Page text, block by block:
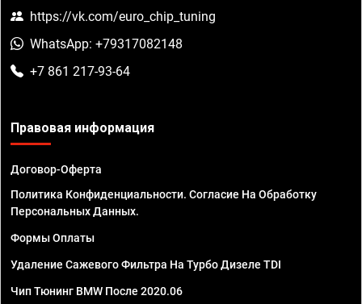
https://vk.com/euro_chip_tuning
WhatsApp: +79317082148
+7 861 217-93-64
Правовая информация
Договор-Оферта
Политика Конфиденциальности. Согласие На Обработку
Персональных Данных.
Формы Оплаты
Удаление Сажевого Фильтра На Турбо Дизеле TDI
Чип Тюнинг BMW После 2020.06